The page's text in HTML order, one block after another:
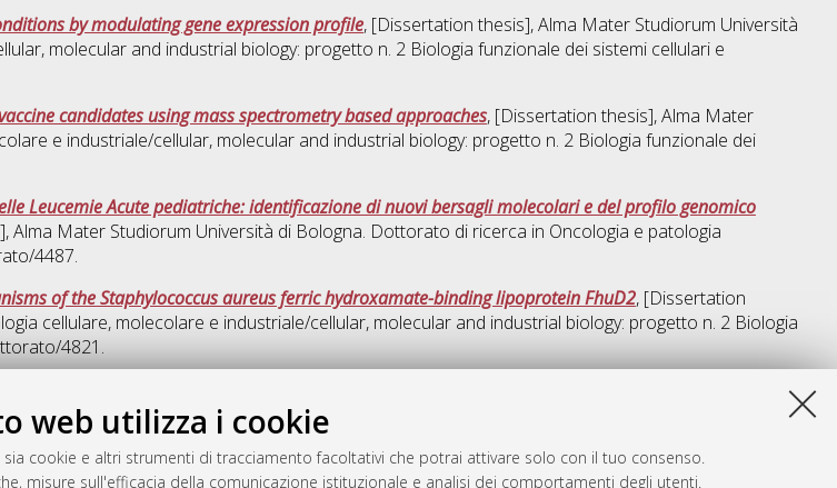
web utilizza i cookie
cookie e altri strumenti di tracciamento facoltativi che potrai attivare solo con il tuo consenso.
misure sull'efficacia della comunicazione istituzionale e analisi dei comportamenti degli utenti.
by modulating gene expression profile, [Dissertation thesis], Alma Mater Studiorum Università
molecular and industrial biology: progetto n. 2 Biologia funzionale dei sistemi cellulari e
candidates using mass spectrometry based approaches, [Dissertation thesis], Alma Mater
e industriale/cellular, molecular and industrial biology: progetto n. 2 Biologia funzionale dei
Leucemie Acute pediatriche: identificazione di nuovi bersagli molecolari e del profilo genomico
Alma Mater Studiorum Università di Bologna. Dottorato di ricerca in Oncologia e patologia
4487.
of the Staphylococcus aureus ferric hydroxamate-binding lipoprotein FhuD2, [Dissertation
cellulare, molecolare e industriale/cellular, molecular and industrial biology: progetto n. 2 Biologia
4821.
Questa lista e' stata generata il Wed Aug 5 20:37:22 2026 CEST.